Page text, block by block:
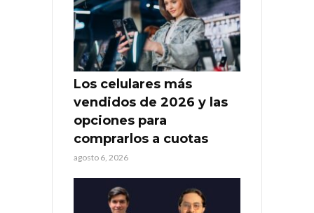
Los celulares más
vendidos de 2026 y las
opciones para
comprarlos a cuotas
agosto 6, 2026